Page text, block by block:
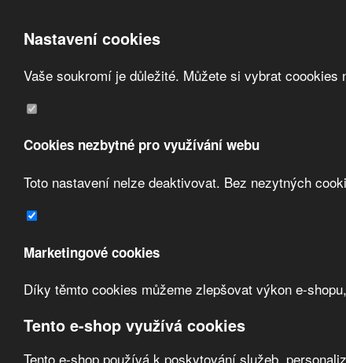
Nastavení cookies
Vaše soukromí je důležité. Můžete si vybrat coookies
Cookies nezbytné pro využívání webu
Toto nastavení nelze deaktivovat. Bez nezytných
Marketingové cookies
Díky těmto cookies můžeme zlepšovat výkon e-
Tento e-shop využívá cookies
Tento e-shop používá k poskytování služeb,
Přeskočit na hlavní obsah/Přeskočit na doplňující obsah
Kontakt
Přihlásit uživatele
Porovnat produkty 0
Zásuvky, vidlice, konektory průmyslové zásuvky a vidlice
průmyslové zásuvky a vidlice